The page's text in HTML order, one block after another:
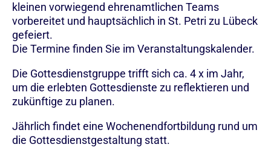
kleinen vorwiegend ehrenamtlichen Teams
vorbereitet und hauptsächlich in St. Petri zu Lübeck
gefeiert.
Die Termine finden Sie im Veranstaltungskalender.
Die Gottesdienstgruppe trifft sich ca. 4 x im Jahr,
um die erlebten Gottesdienste zu reflektieren und
zukünftige zu planen.
Jährlich findet eine Wochenendfortbildung rund um
die Gottesdienstgestaltung statt.